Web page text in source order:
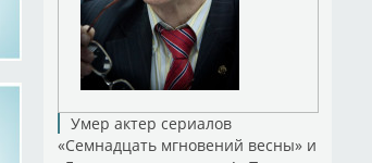
Умер актер сериалов
«Семнадцать мгновений весны» и